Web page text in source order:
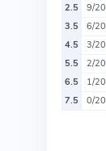
2.5
9/20
3.5
6/20
4.5
3/20
5.5
2/20
6.5
1/20
7.5
0/20